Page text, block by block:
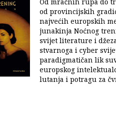
od provincijskih
najvećih europskih
junakinja Noćnog
svijet literature i
stvarnoga i cyber
paradigmatičan lik
europskog
lutanja i potragu za